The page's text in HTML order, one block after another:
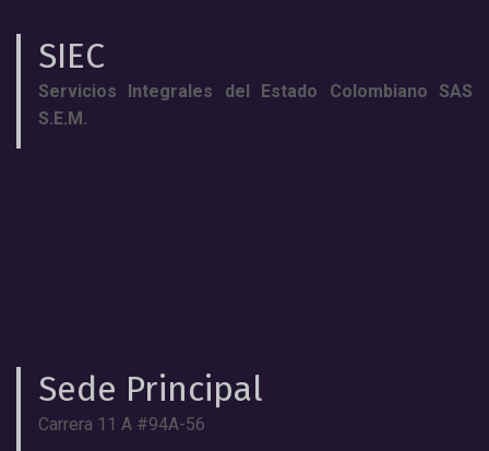
SIEC
Servicios Integrales del Estado Colombiano SAS
S.E.M.
Sede Principal
Carrera 11 A #94A-56